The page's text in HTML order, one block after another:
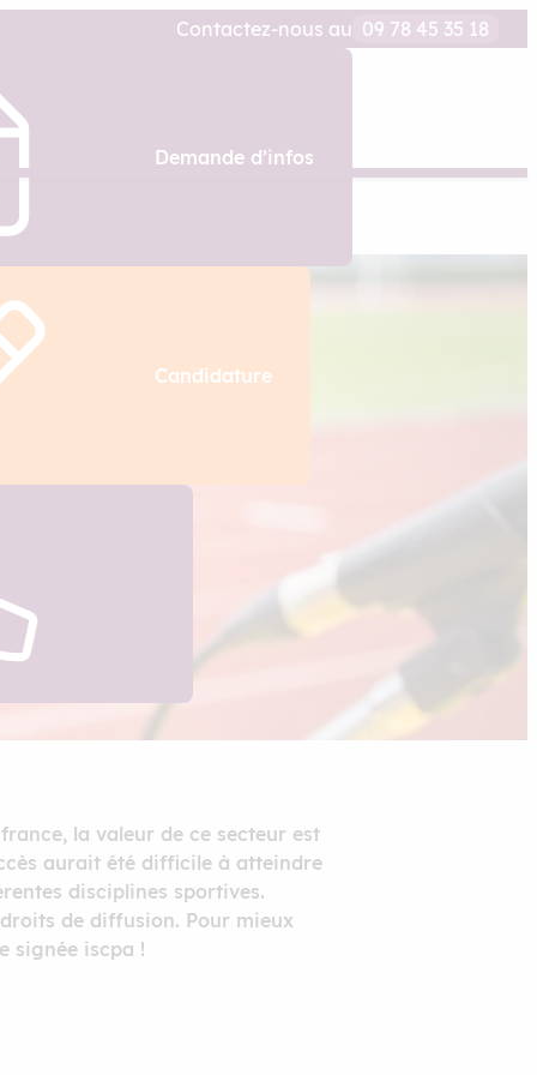
Contactez-nous au 09 78 45 35 18
Demande d’infos
Candidature
la valeur de ce secteur est
aurait été difficile à atteindre
disciplines sportives.
de diffusion. Pour mieux
signée iscpa !